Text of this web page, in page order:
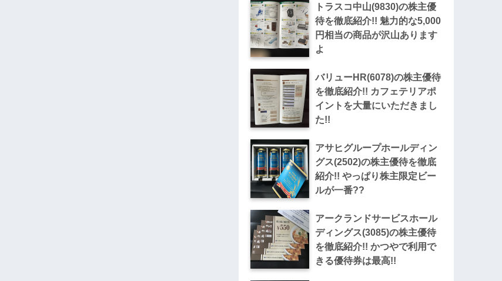
トラスコ中山(9830)の株主優
待を徹底紹介!! 魅力的な5,000
円相当の商品が沢山あります
よ
バリューHR(6078)の株主優待
を徹底紹介!! カフェテリアポ
イントを大量にいただきまし
た!!
アサヒグループホールディン
グス(2502)の株主優待を徹底
紹介!! やっぱり株主限定ビー
ルが一番??
アークランドサービスホール
ディングス(3085)の株主優待
を徹底紹介!! かつやで利用で
きる優待券は最高!!